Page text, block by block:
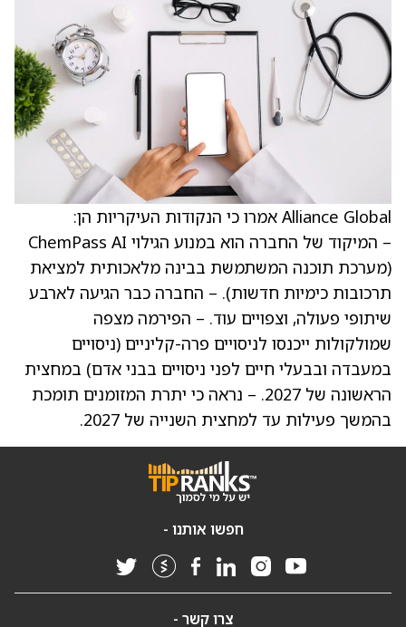
Alliance Global אמרו כי הנקודות העיקריות הן:
– המיקוד של החברה הוא במנוע הגילוי ChemPass AI
(מערכת תוכנה המשתמשת בבינה מלאכותית למציאת
תרכובות כימיות חדשות). – החברה כבר הגיעה לארבע
שיתופי פעולה, וצפויים עוד. – הפירמה מצפה
שמולקולות ייכנסו לניסויים פרה-קליניים (ניסויים
במעבדה ובבעלי חיים לפני ניסויים בבני אדם) במחצית
הראשונה של 2027. – נראה כי יתרת המזומנים תומכת
בהמשך פעילות עד למחצית השנייה של 2027.
חפשו אותנו -
צרו קשר -